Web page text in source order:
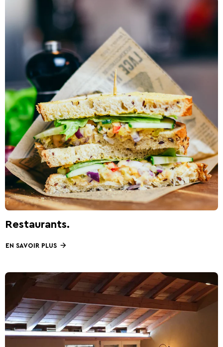
Restaurants.
EN SAVOIR PLUS